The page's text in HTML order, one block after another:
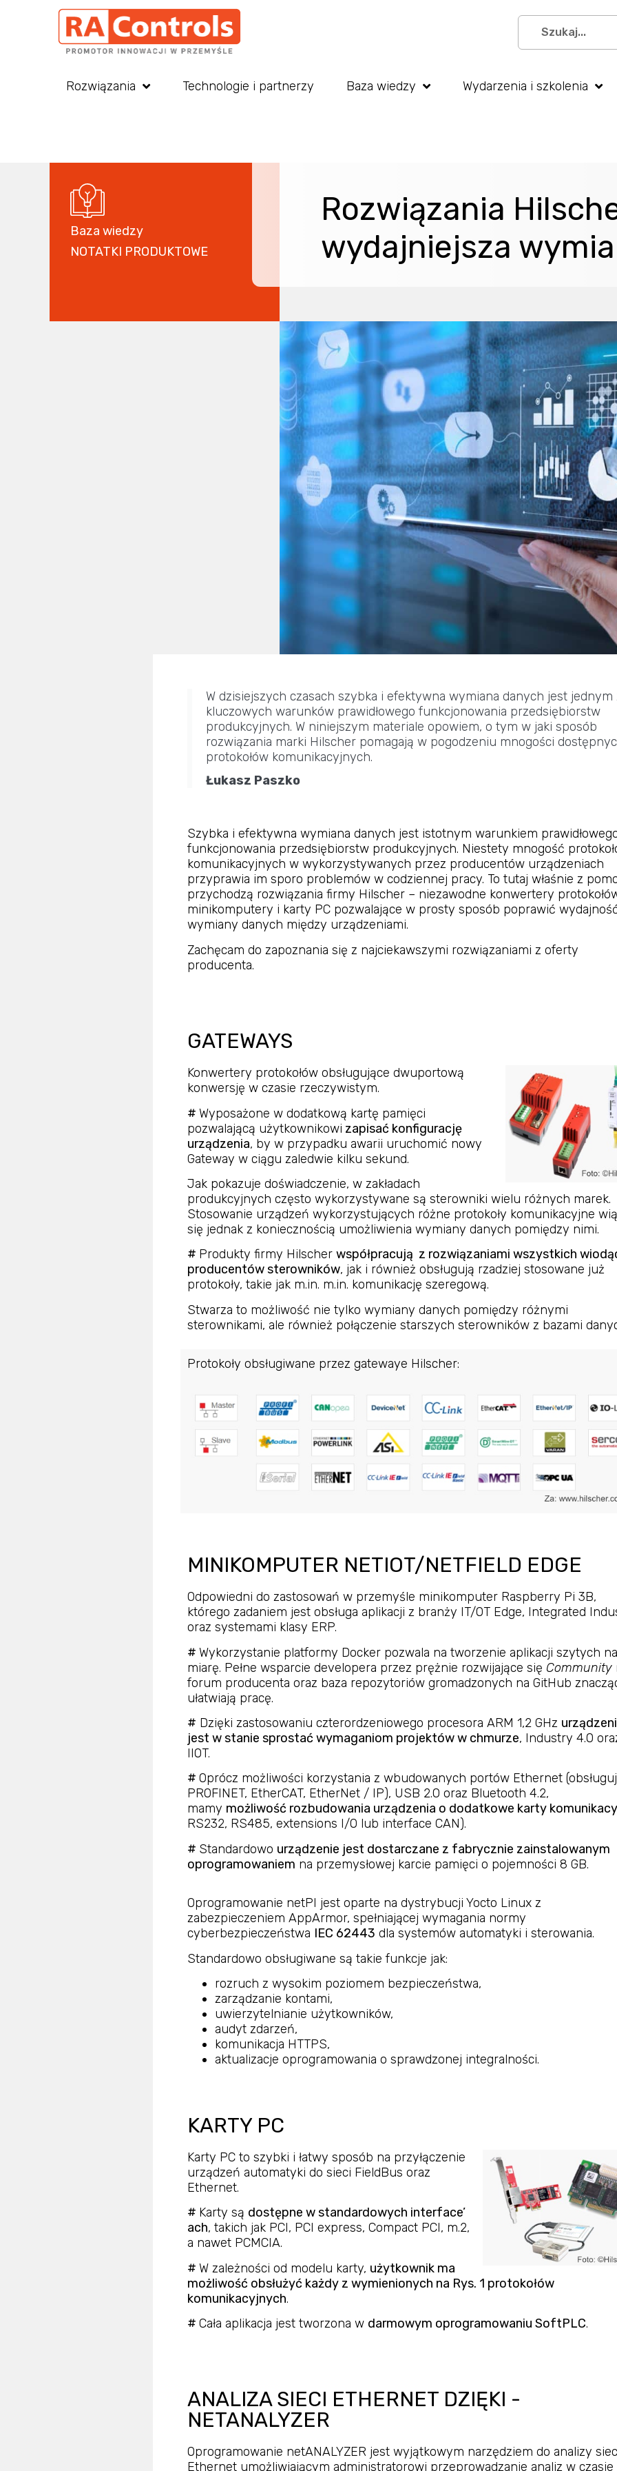
Rozwiązania Technologie i partnerzy Baza wiedzy Wydarzenia i szkolenia
Baza wiedzy
NOTATKI PRODUKTOWE
Rozwiązania
wydajniejsza
W dzisiejszych czasach szybka i efektywna wymiana danych jest jednym
kluczowych warunków prawidłowego funkcjonowania przedsiębiorstw
produkcyjnych. W niniejszym materiale opowiem, o tym w jaki sposób
rozwiązania marki Hilscher pomagają w pogodzeniu mnogości
protokołów komunikacyjnych.
Łukasz Paszko
Szybka i efektywna wymiana danych jest istotnym warunkiem
funkcjonowania przedsiębiorstw produkcyjnych. Niestety mnogość
komunikacyjnych w wykorzystywanych przez producentów urządzeniach
przyprawia im sporo problemów w codziennej pracy. To tutaj właśnie z
przychodzą rozwiązania firmy Hilscher – niezawodne konwertery
minikomputery i karty PC pozwalające w prosty sposób poprawić
wymiany danych między urządzeniami.
Zachęcam do zapoznania się z najciekawszymi rozwiązaniami z oferty
producenta.
GATEWAYS
Konwertery protokołów obsługujące dwuportową
konwersję w czasie rzeczywistym.
# Wyposażone w dodatkową kartę pamięci
pozwalającą użytkownikowi zapisać konfigurację
urządzenia, by w przypadku awarii uruchomić nowy
Gateway w ciągu zaledwie kilku sekund.
Jak pokazuje doświadczenie, w zakładach
produkcyjnych często wykorzystywane są sterowniki wielu różnych marek.
Stosowanie urządzeń wykorzystujących różne protokoły komunikacyjne
się jednak z koniecznością umożliwienia wymiany danych pomiędzy nimi.
# Produkty firmy Hilscher współpracują z rozwiązaniami wszystkich
producentów sterowników, jak i również obsługują rzadziej stosowane już
protokoły, takie jak m.in. m.in. komunikację szeregową.
Stwarza to możliwość nie tylko wymiany danych pomiędzy różnymi
sterownikami, ale również połączenie starszych sterowników z bazami
Protokoły obsługiwane przez gatewaye Hilscher:
MINIKOMPUTER NETIOT/NETFIELD EDGE
Odpowiedni do zastosowań w przemyśle minikomputer Raspberry Pi 3B,
którego zadaniem jest obsługa aplikacji z branży IT/OT Edge, Integrated
oraz systemami klasy ERP.
# Wykorzystanie platformy Docker pozwala na tworzenie aplikacji szytych na
miarę. Pełne wsparcie developera przez prężnie rozwijające się Community
forum producenta oraz baza repozytoriów gromadzonych na GitHub
ułatwiają pracę.
# Dzięki zastosowaniu czterordzeniowego procesora ARM 1,2 GHz
jest w stanie sprostać wymaganiom projektów w chmurze, Industry 4.0
IIOT.
# Oprócz możliwości korzystania z wbudowanych portów Ethernet
PROFINET, EtherCAT, EtherNet / IP), USB 2.0 oraz Bluetooth 4.2,
mamy możliwość rozbudowania urządzenia o dodatkowe karty
RS232, RS485, extensions I/O lub interface CAN).
# Standardowo urządzenie jest dostarczane z fabrycznie zainstalowanym
oprogramowaniem na przemysłowej karcie pamięci o pojemności 8 GB.
Oprogramowanie netPI jest oparte na dystrybucji Yocto Linux z
zabezpieczeniem AppArmor, spełniającej wymagania normy
cyberbezpieczeństwa IEC 62443 dla systemów automatyki i sterowania.
Standardowo obsługiwane są takie funkcje jak:
rozruch z wysokim poziomem bezpieczeństwa,
zarządzanie kontami,
uwierzytelnianie użytkowników,
audyt zdarzeń,
komunikacja HTTPS,
aktualizacje oprogramowania o sprawdzonej integralności.
KARTY PC
Karty PC to szybki i łatwy sposób na przyłączenie
urządzeń automatyki do sieci FieldBus oraz
Ethernet.
# Karty są dostępne w standardowych interface’
ach, takich jak PCI, PCI express, Compact PCI, m.2,
a nawet PCMCIA.
# W zależności od modelu karty, użytkownik ma
możliwość obsłużyć każdy z wymienionych na Rys. 1 protokołów
komunikacyjnych.
# Cała aplikacja jest tworzona w darmowym oprogramowaniu SoftPLC.
ANALIZA SIECI ETHERNET DZIĘKI -
NETANALYZER
Oprogramowanie netANALYZER jest wyjątkowym narzędziem do analizy
Ethernet umożliwiającym administratorowi przeprowadzanie analiz w czasie